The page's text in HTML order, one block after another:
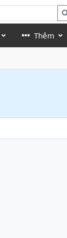
Thêm